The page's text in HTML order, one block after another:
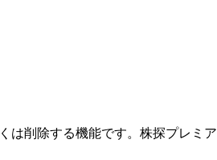
は削除する機能です。 株探プレミ